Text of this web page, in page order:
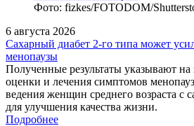
Фото: fizkes/FOTODOM/
6 августа 2026
Сахарный диабет 2‑го типа может
менопаузы
Полученные результаты указывают
оценки и лечения симптомов
ведения женщин среднего возраста с
для улучшения качества жизни.
Подробнее